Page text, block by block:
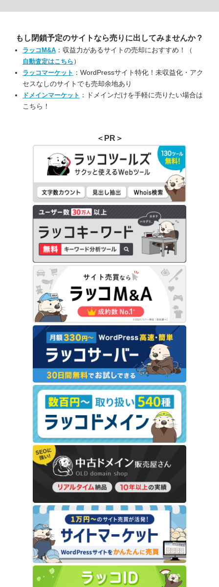
もし閉鎖予定のサイトなら売りに出してみませんか？
ラッコM&A ：収益力があるサイトの売却におすすめ！（
自動査定はこちら ）
ラッコマーケット ：WordPressサイト特化！未収益化・アク
セスなしのサイトでも売却余地あり
ドメインマーケット ：ドメインだけを手軽に売りたい場合は
こちら！
＜PR＞